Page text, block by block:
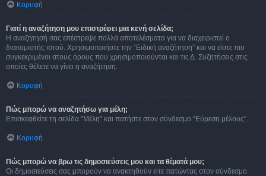
Κορυφή
Γιατί η αναζήτηση μου επιστρέφει μια κενή σελίδα;
Η αναζήτησή σας επέστρεψε πολλά αποτελέσματα για να διαχειριστεί ο
διακομιστής ιστού. Χρησιμοποιήστε την “Ειδική αναζήτηση” και να είστε πιο
συγκεκριμένοι στους όρους που χρησιμοποιούνται και τις Δ. Συζητήσεις στις
οποίες θέλετε να γίνει η αναζήτηση.
Κορυφή
Πώς μπορώ να αναζητήσω για μέλη;
Επισκεφθείτε τη σελίδα "Μέλη" και πατήστε στον σύνδεσμο “Εύρεση μέλους”.
Κορυφή
Πώς μπορώ να βρω τις δημοσιεύσεις μου και τα θέματά μου;
Οι δημοσιεύσεις σας μπορούν να ανακτηθούν είτε πατώντας στον σύνδεσμο